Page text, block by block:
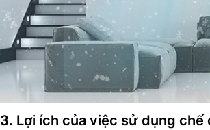
3. Lợi ích của việc sử dụng